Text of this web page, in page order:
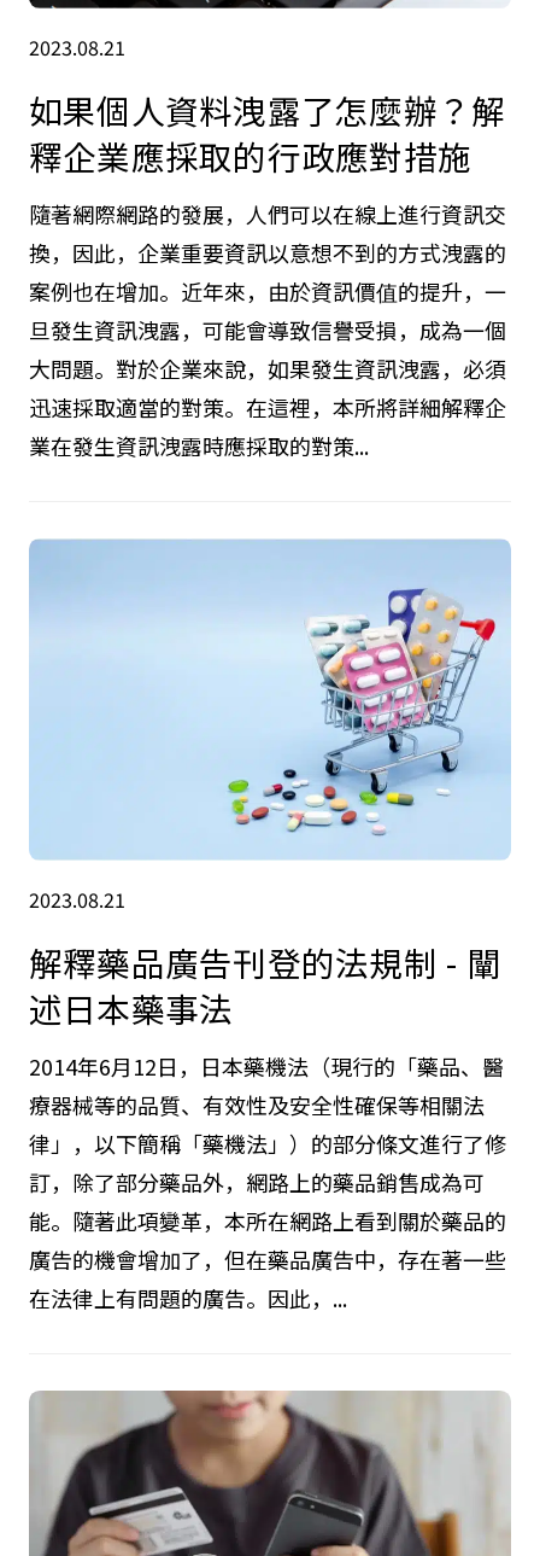
2023.08.21
如果個人資料洩露了怎麼辦？解
釋企業應採取的行政應對措施
隨著網際網路的發展，人們可以在線上進行資訊交
換，因此，企業重要資訊以意想不到的方式洩露的
案例也在增加。近年來，由於資訊價值的提升，一
旦發生資訊洩露，可能會導致信譽受損，成為一個
大問題。對於企業來說，如果發生資訊洩露，必須
迅速採取適當的對策。在這裡，本所將詳細解釋企
業在發生資訊洩露時應採取的對策...
2023.08.21
解釋藥品廣告刊登的法規制 - 闡
述日本藥事法
2014年6月12日，日本藥機法（現行的「藥品、醫
療器械等的品質、有效性及安全性確保等相關法
律」，以下簡稱「藥機法」）的部分條文進行了修
訂，除了部分藥品外，網路上的藥品銷售成為可
能。隨著此項變革，本所在網路上看到關於藥品的
廣告的機會增加了，但在藥品廣告中，存在著一些
在法律上有問題的廣告。因此，...